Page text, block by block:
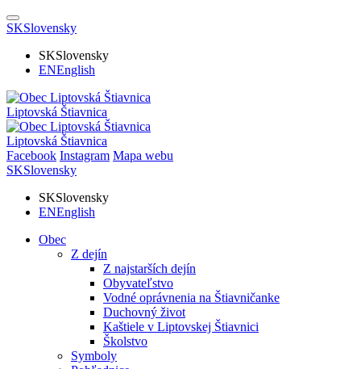
SKSlovensky
SKSlovensky
ENEnglish
Liptovská Štiavnica
Liptovská Štiavnica
Facebook Instagram Mapa webu
SKSlovensky
SKSlovensky
ENEnglish
Obec
Z dejín
Z najstarších dejín
Obyvateľstvo
Vodné oprávnenia na Štiavničanke
Duchovný život
Kaštiele v Liptovskej Štiavnici
Školstvo
Symboly